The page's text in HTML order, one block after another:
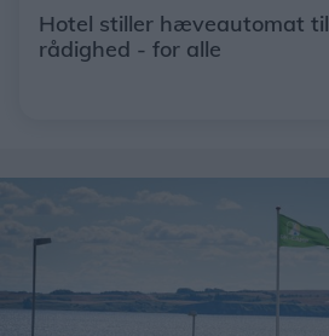
Hotel stiller hæveautomat til
rådighed - for alle